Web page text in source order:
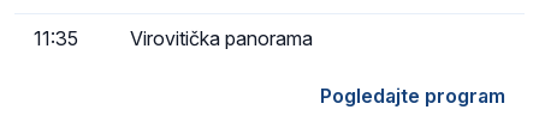
11:35 Virovitička panorama
Pogledajte program